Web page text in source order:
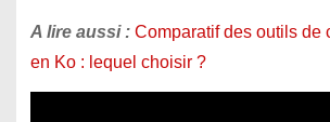
A lire aussi : Comparatif des outils de
en Ko : lequel choisir ?